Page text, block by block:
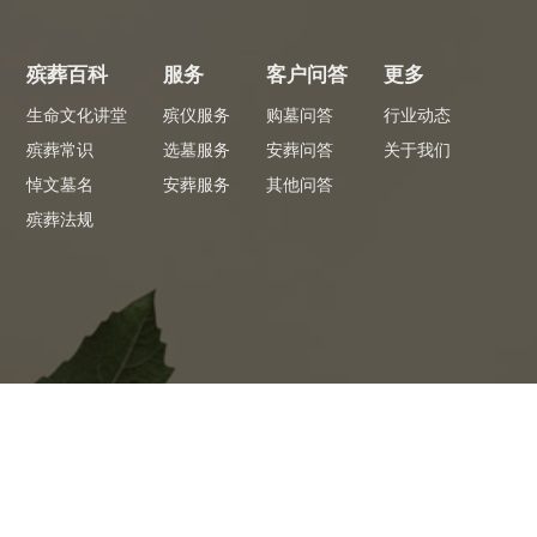
殡葬百科
生命文化讲堂
殡葬常识
悼文墓名
殡葬法规
服务
殡仪服务
选墓服务
安葬服务
客户问答
购墓问答
安葬问答
其他问答
更多
行业动态
关于我们